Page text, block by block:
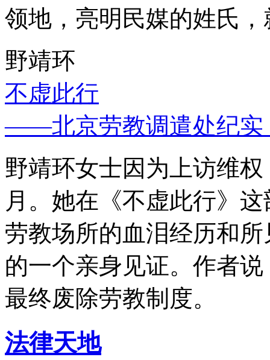
领地，亮明民媒的姓氏
野靖环
不虚此行
——北京劳教调遣处纪实
野靖环女士因为上访维
月。她在《不虚此行》
劳教场所的血泪经历和
的一个亲身见证。作者
最终废除劳教制度。
法律天地